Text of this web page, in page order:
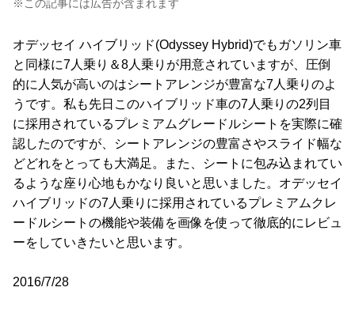
※この記事には広告が含まれます
オデッセイ ハイブリッド(Odyssey Hybrid)でもガソリン車
と同様に7人乗り＆8人乗りが用意されていますが、圧倒
的に人気が高いのはシートアレンジが豊富な7人乗りのよ
うです。私も先日このハイブリッド車の7人乗りの2列目
に採用されているプレミアムグレードルシートを実際に確
認したのですが、シートアレンジの豊富さやスライド幅な
どどれをとっても大満足。また、シートに包み込まれてい
るような座り心地もかなり良いと思いました。オデッセイ
ハイブリッドの7人乗りに採用されているプレミアムクレ
ードルシートの機能や装備を画像を使って徹底的にレビュ
ーをしていきたいと思います。
2016/7/28